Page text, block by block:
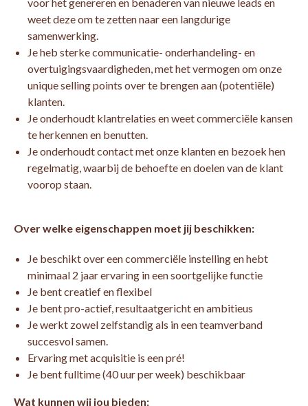
weet deze om te zetten naar een langdurige
samenwerking.
Je heb sterke communicatie- onderhandeling- en
overtuigingsvaardigheden, met het vermogen om onze
unique selling points over te brengen aan (potentiële)
klanten.
Je onderhoudt klantrelaties en weet commerciële kansen
te herkennen en benutten.
Je onderhoudt contact met onze klanten en bezoek hen
regelmatig, waarbij de behoefte en doelen van de klant
voorop staan.
Over welke eigenschappen moet jij beschikken:
Je beschikt over een commerciële instelling en hebt
minimaal 2 jaar ervaring in een soortgelijke functie
Je bent creatief en flexibel
Je bent pro-actief, resultaatgericht en ambitieus
Je werkt zowel zelfstandig als in een teamverband
succesvol samen.
Ervaring met acquisitie is een pré!
Je bent fulltime (40 uur per week) beschikbaar
Wat kunnen wij jou bieden: